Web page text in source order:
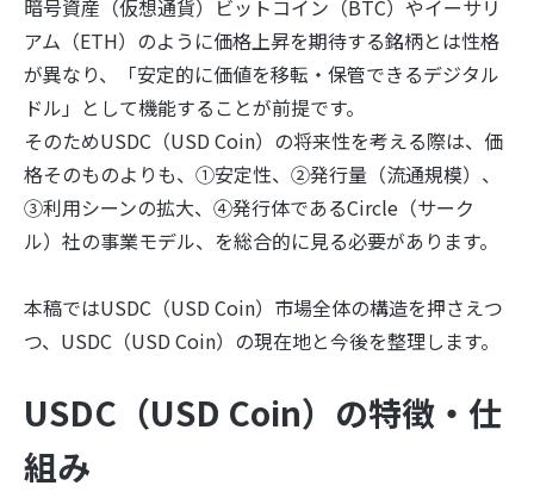
暗号資産（仮想通貨）ビットコイン（BTC）やイーサリ
アム（ETH）のように価格上昇を期待する銘柄とは性格
が異なり、「安定的に価値を移転・保管できるデジタル
ドル」として機能することが前提です。
そのためUSDC（USD Coin）の将来性を考える際は、価
格そのものよりも、①安定性、②発行量（流通規模）、
③利用シーンの拡大、④発行体であるCircle（サーク
ル）社の事業モデル、を総合的に見る必要があります。
本稿ではUSDC（USD Coin）市場全体の構造を押さえつ
つ、USDC（USD Coin）の現在地と今後を整理します。
USDC（USD Coin）の特徴・仕
組み